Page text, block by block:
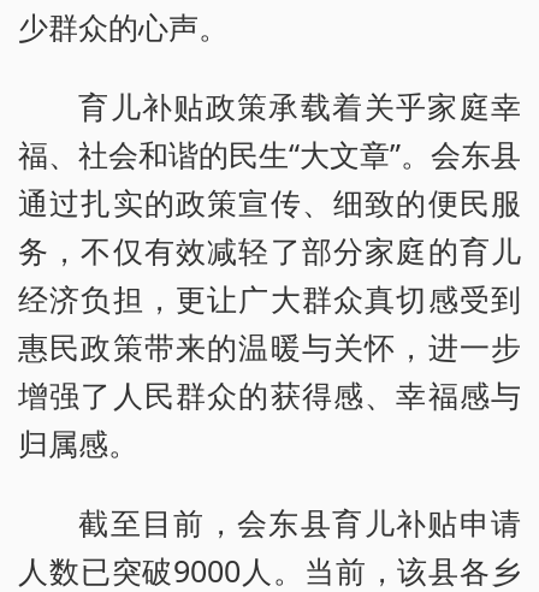
少群众的心声。
育儿补贴政策承载着关乎家庭幸
福、社会和谐的民生“大文章”。会东县
通过扎实的政策宣传、细致的便民服
务，不仅有效减轻了部分家庭的育儿
经济负担，更让广大群众真切感受到
惠民政策带来的温暖与关怀，进一步
增强了人民群众的获得感、幸福感与
归属感。
截至目前，会东县育儿补贴申请
人数已突破9000人。当前，该县各乡